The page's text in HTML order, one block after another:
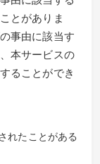
とがありま
事由に該当す
本サービスの
ることができ
れたことがある